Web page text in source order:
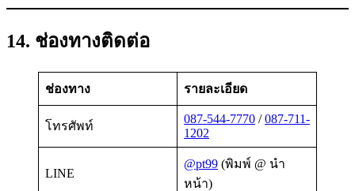
14. ช่องทางติดต่อ
ช่องทาง รายละเอียด
โทรศัพท์
087-544-7770 /087-711-
1202
LINE
@pt99 (พิมพ์ @ นำ
หน้า)